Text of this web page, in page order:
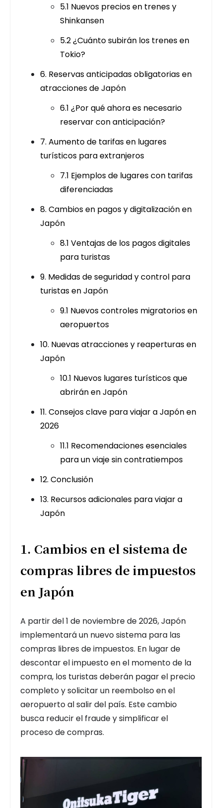
5.1 Nuevos precios en trenes y
Shinkansen
5.2 ¿Cuánto subirán los trenes en
Tokio?
6. Reservas anticipadas obligatorias en
atracciones de Japón
6.1 ¿Por qué ahora es necesario
reservar con anticipación?
7. Aumento de tarifas en lugares
turísticos para extranjeros
7.1 Ejemplos de lugares con tarifas
diferenciadas
8. Cambios en pagos y digitalización en
Japón
8.1 Ventajas de los pagos digitales
para turistas
9. Medidas de seguridad y control para
turistas en Japón
9.1 Nuevos controles migratorios en
aeropuertos
10. Nuevas atracciones y reaperturas en
Japón
10.1 Nuevos lugares turísticos que
abrirán en Japón
11. Consejos clave para viajar a Japón en
2026
11.1 Recomendaciones esenciales
para un viaje sin contratiempos
12. Conclusión
13. Recursos adicionales para viajar a
Japón
1. Cambios en el sistema de
compras libres de impuestos
en Japón
A partir del 1 de noviembre de 2026, Japón
implementará un nuevo sistema para las
compras libres de impuestos. En lugar de
descontar el impuesto en el momento de la
compra, los turistas deberán pagar el precio
completo y solicitar un reembolso en el
aeropuerto al salir del país. Este cambio
busca reducir el fraude y simplificar el
proceso de compras.